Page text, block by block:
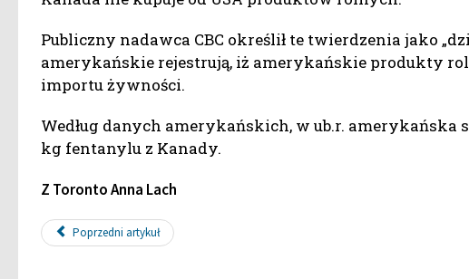
Publiczny nadawca CBC określił te twierdzenia jako
amerykańskie rejestrują, iż amerykańskie produkty
importu żywności.
Według danych amerykańskich, w ub.r. amerykańska
kg fentanylu z Kanady.
Z Toronto Anna Lach
Poprzedni artykuł